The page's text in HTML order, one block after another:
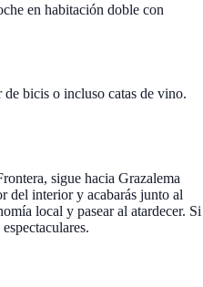
en habitación doble con
bicis o incluso catas de vino.
sigue hacia Grazalema
del interior y acabarás junto al
local y pasear al atardecer. Si